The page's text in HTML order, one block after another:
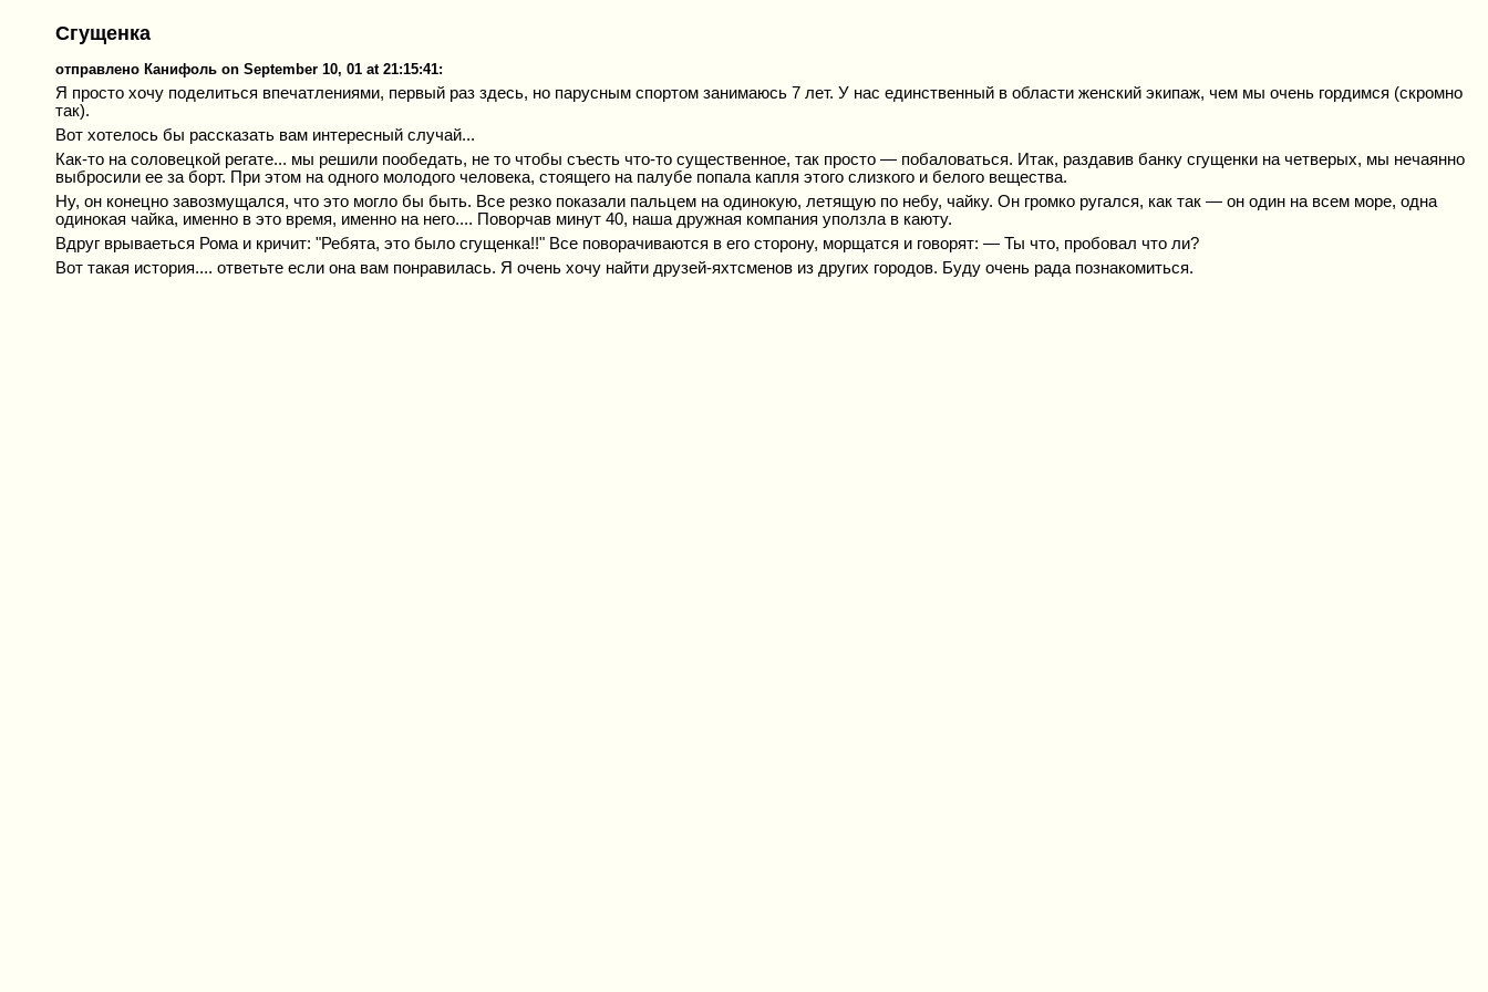
Сгущенка
отправлено Канифоль on September 10, 01 at 21:15:41:
Я просто хочу поделиться впечатлениями, первый раз здесь, но парусным спортом занимаюсь 7 лет. У нас единственный в области женский экипаж, чем мы очень гордимся (скромно
так).
Вот хотелось бы рассказать вам интересный случай...
Как-то на соловецкой регате... мы решили пообедать, не то чтобы съесть что-то существенное, так просто — побаловаться. Итак, раздавив банку сгущенки на четверых, мы нечаянно
выбросили ее за борт. При этом на одного молодого человека, стоящего на палубе попала капля этого слизкого и белого вещества.
Ну, он конецно завозмущался, что это могло бы быть. Все резко показали пальцем на одинокую, летящую по небу, чайку. Он громко ругался, как так — он один на всем море, одна
одинокая чайка, именно в это время, именно на него.... Поворчав минут 40, наша дружная компания уползла в каюту.
Вдруг врываеться Рома и кричит: "Ребята, это было сгущенка!!" Все поворачиваются в его сторону, морщатся и говорят: — Ты что, пробовал что ли?
Вот такая история.... ответьте если она вам понравилась. Я очень хочу найти друзей-яхтсменов из других городов. Буду очень рада познакомиться.